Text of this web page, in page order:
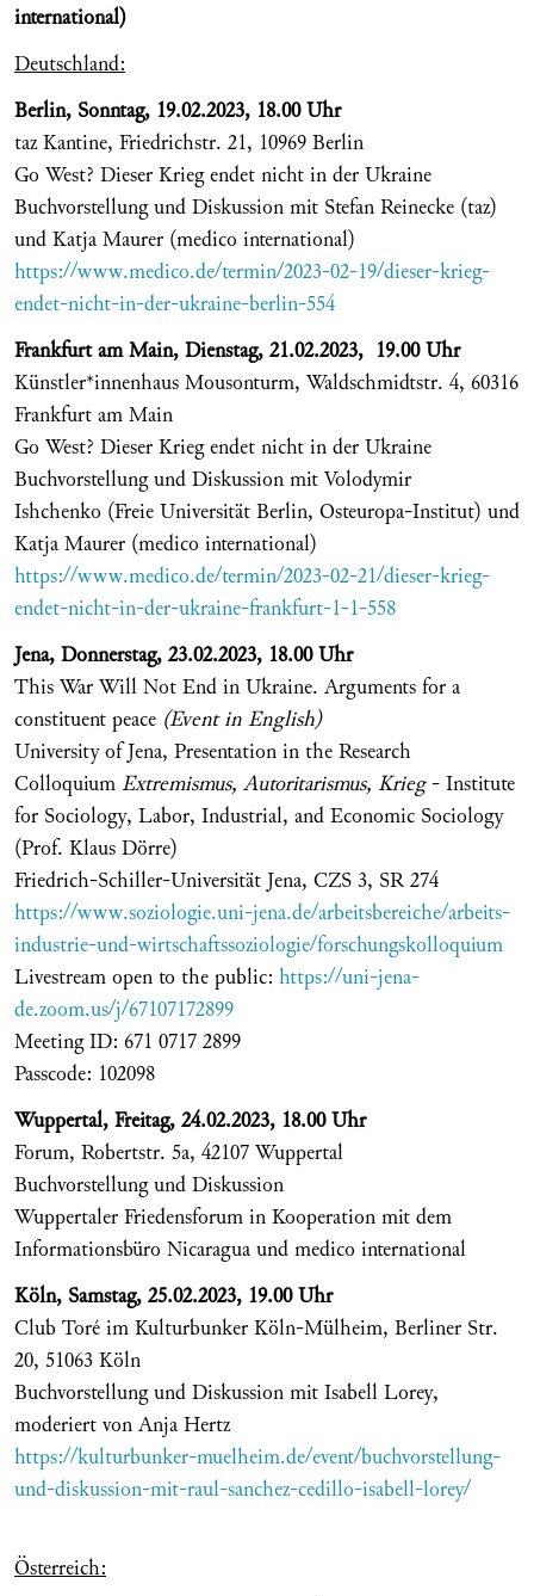
international)
Deutschland:
Berlin, Sonntag, 19.02.2023, 18.00 Uhr
taz Kantine, Friedrichstr. 21, 10969 Berlin
Go West? Dieser Krieg endet nicht in der Ukraine
Buchvorstellung und Diskussion mit Stefan Reinecke (taz)
und Katja Maurer (medico international)
https://www.medico.de/termin/2023-02-19/dieser-krieg-
endet-nicht-in-der-ukraine-berlin-554
Frankfurt am Main, Dienstag, 21.02.2023, 19.00 Uhr
Künstler*innenhaus Mousonturm, Waldschmidtstr. 4, 60316
Frankfurt am Main
Go West? Dieser Krieg endet nicht in der Ukraine
Buchvorstellung und Diskussion mit Volodymir
Ishchenko (Freie Universität Berlin, Osteuropa-Institut) und
Katja Maurer (medico international)
https://www.medico.de/termin/2023-02-21/dieser-krieg-
endet-nicht-in-der-ukraine-frankfurt-1-1-558
Jena, Donnerstag, 23.02.2023, 18.00 Uhr
This War Will Not End in Ukraine. Arguments for a
constituent peace (Event in English)
University of Jena, Presentation in the Research
ColloquiumExtremismus, Autoritarismus, Krieg- Institute
for Sociology, Labor, Industrial, and Economic Sociology
(Prof. Klaus Dörre)
Friedrich-Schiller-Universität Jena, CZS 3, SR 274
https://www.soziologie.uni-jena.de/arbeitsbereiche/arbeits-
industrie-und-wirtschaftssoziologie/forschungskolloquium
Livestream open to the public: https://uni-jena-
de.zoom.us/j/67107172899
Meeting ID: 671 0717 2899
Passcode: 102098
Wuppertal, Freitag, 24.02.2023, 18.00 Uhr
Forum, Robertstr. 5a, 42107 Wuppertal
Buchvorstellung und Diskussion
Wuppertaler Friedensforum in Kooperation mit dem
Informationsbüro Nicaragua und medico international
Köln, Samstag, 25.02.2023, 19.00 Uhr
Club Toré im Kulturbunker Köln-Mülheim, Berliner Str.
20, 51063 Köln
Buchvorstellung und Diskussion mit Isabell Lorey,
moderiert von Anja Hertz
https://kulturbunker-muelheim.de/event/buchvorstellung-
und-diskussion-mit-raul-sanchez-cedillo-isabell-lorey/
Österreich: